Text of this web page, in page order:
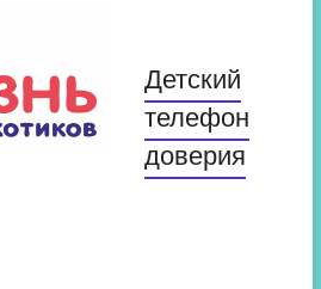
Детский
телефон
доверия